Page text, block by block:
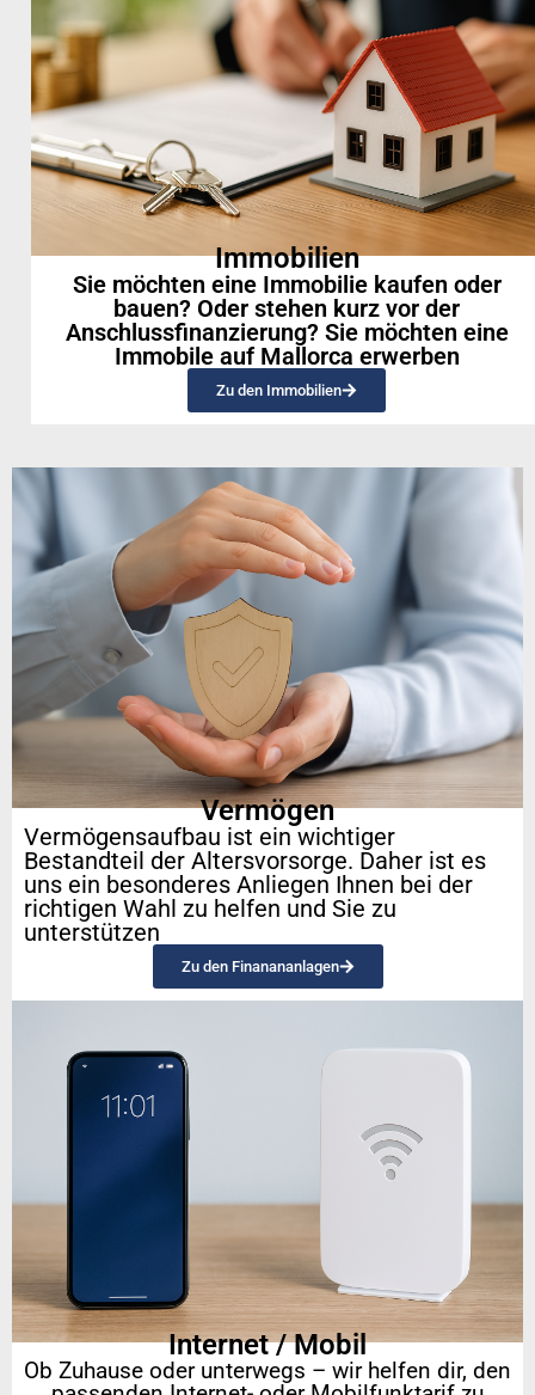
Immobilien
Sie möchten eine Immobilie kaufen oder
bauen? Oder stehen kurz vor der
Anschlussfinanzierung? Sie möchten eine
Immobile auf Mallorca erwerben
Zu den Immobilien
Vermögen
Vermögensaufbau ist ein wichtiger
Bestandteil der Altersvorsorge. Daher ist es
uns ein besonderes Anliegen Ihnen bei der
richtigen Wahl zu helfen und Sie zu
unterstützen
Zu den Finanananlagen
Internet / Mobil
Ob Zuhause oder unterwegs – wir helfen dir, den